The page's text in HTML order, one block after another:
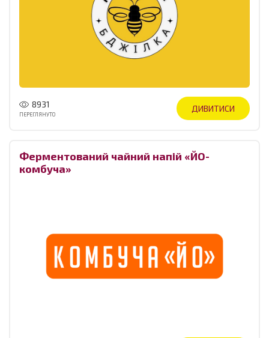
8931
ПЕРЕГЛЯНУТО
ДИВИТИСИ
Ферментований чайний напій «ЙО-
комбуча»